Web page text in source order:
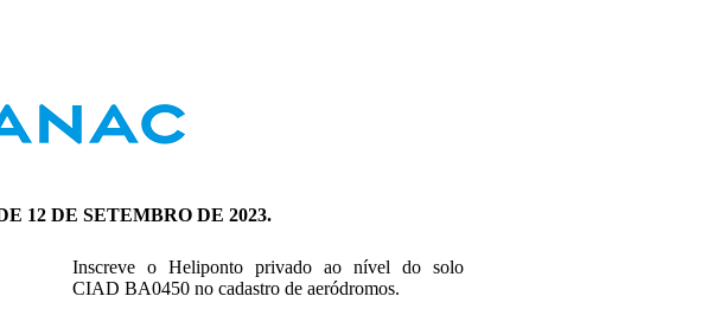
12 DE SETEMBRO DE 2023.
Inscreve o Heliponto privado ao nível do solo
CIAD BA0450 no cadastro de aeródromos.